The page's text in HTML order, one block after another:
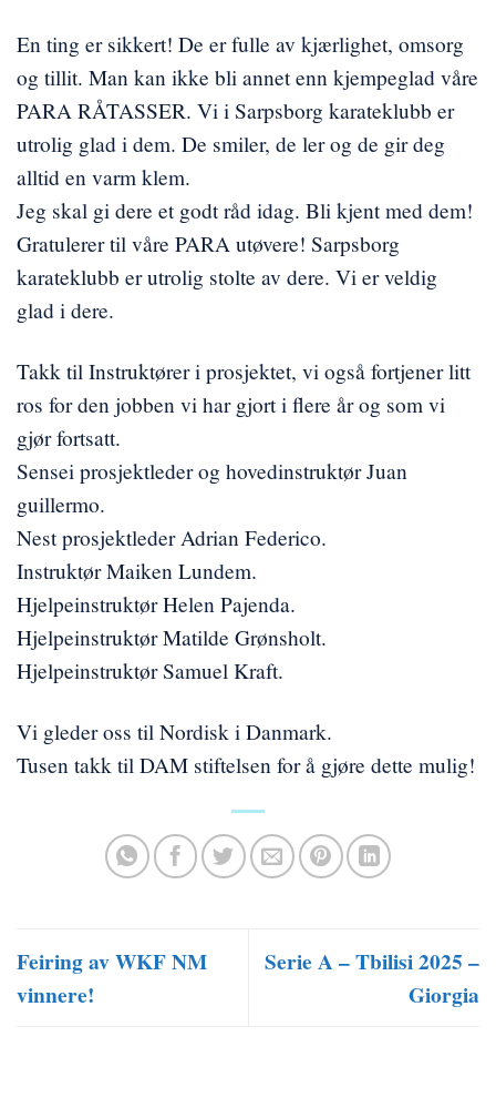
En ting er sikkert! De er fulle av kjærlighet, omsorg
og tillit. Man kan ikke bli annet enn kjempeglad våre
PARA RÅTASSER. Vi i Sarpsborg karateklubb er
utrolig glad i dem. De smiler, de ler og de gir deg
alltid en varm klem.
Jeg skal gi dere et godt råd idag. Bli kjent med dem!
Gratulerer til våre PARA utøvere! Sarpsborg
karateklubb er utrolig stolte av dere. Vi er veldig
glad i dere.
Takk til Instruktører i prosjektet, vi også fortjener litt
ros for den jobben vi har gjort i flere år og som vi
gjør fortsatt.
Sensei prosjektleder og hovedinstruktør Juan
guillermo.
Nest prosjektleder Adrian Federico.
Instruktør Maiken Lundem.
Hjelpeinstruktør Helen Pajenda.
Hjelpeinstruktør Matilde Grønsholt.
Hjelpeinstruktør Samuel Kraft.
Vi gleder oss til Nordisk i Danmark.
Tusen takk til DAM stiftelsen for å gjøre dette mulig!
Feiring av WKF NM
vinnere!
Serie A – Tbilisi 2025 –
Giorgia